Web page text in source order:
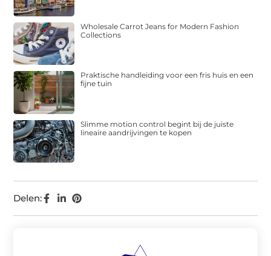
Delen:
Wholesale Carrot Jeans for Modern Fashion
Collections
Praktische handleiding voor een fris huis en een
fijne tuin
Slimme motion control begint bij de juiste
lineaire aandrijvingen te kopen